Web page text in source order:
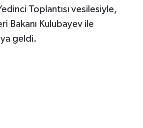
Toplantısı vesilesiyle,
Bakanı Kulubayev ile
geldi.